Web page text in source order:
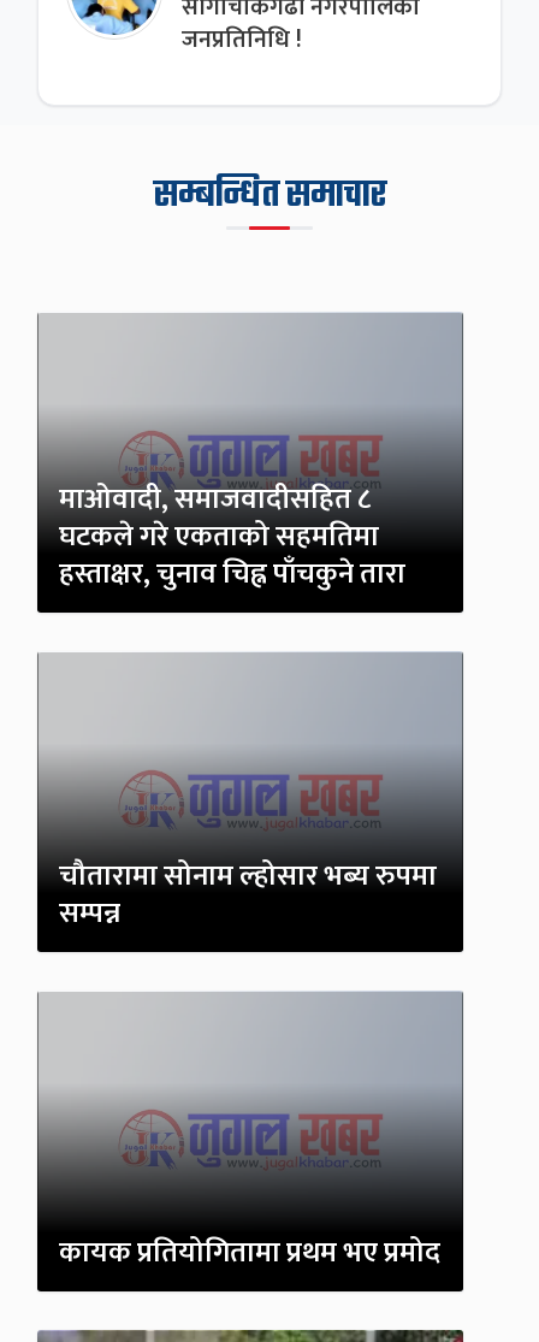
जनप्रतिनिधि !
सम्बन्धित समाचार
माओवादी, समाजवादीसहित ८
घटकले गरे एकताको सहमतिमा
हस्ताक्षर, चुनाव चिह्न पाँचकुने तारा
चौतारामा सोनाम ल्होसार भब्य रुपमा
सम्पन्न
कायक प्रतियोगितामा प्रथम भए प्रमोद